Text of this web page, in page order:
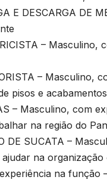
E DESCARGA DE
– Masculino,
– Masculino,
pisos e acabamentos
– Masculino, com
na região do
DE SUCATA –
na
na